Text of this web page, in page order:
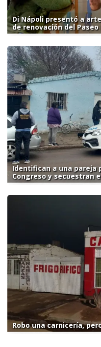
Di Nápoli presentó a
de renovación del Paseo
Identifican a una pareja
Congreso y secuestran
Robo una carnicería,